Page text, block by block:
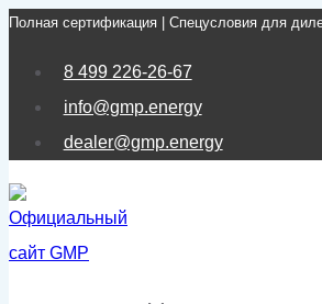
Перейти
Полная сертификация | Спецусловия для
8 499 226-26-67
info@gmp.energy
dealer@gmp.energy